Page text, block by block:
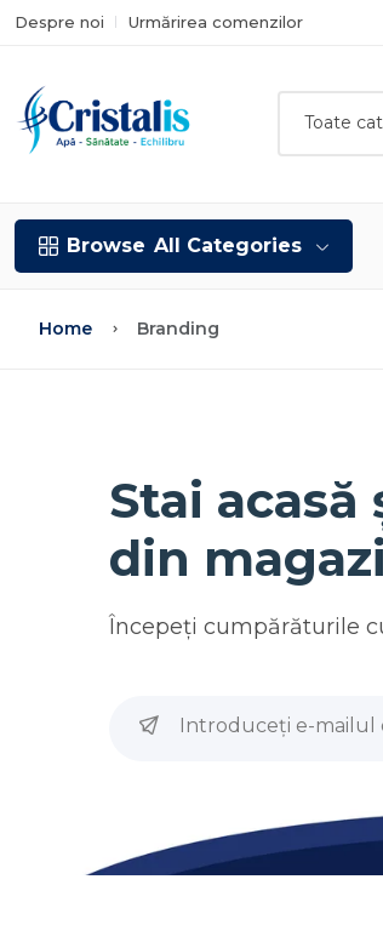
Despre noi Urmărirea comenzilor
Toate
Browse All Categories
Home Branding
Stai
din
Începeţi cumpărăturile